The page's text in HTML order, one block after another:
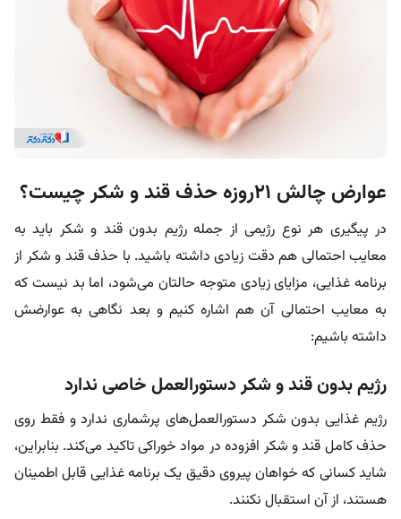
عوارض چالش ۲۱روزه حذف قند و شکر چیست؟
در پیگیری هر نوع رژیمی از جمله رژیم بدون قند و شکر باید به
معایب احتمالی هم دقت زیادی داشته باشید. با حذف قند و شکر از
برنامه غذایی، مزایای زیادی متوجه حالتان می‌شود، اما بد نیست که
به معایب احتمالی آن هم اشاره کنیم و بعد نگاهی به عوارضش
داشته باشیم:
رژیم بدون قند و شکر دستورالعمل خاصی ندارد
رژیم غذایی بدون شکر دستورالعمل‌های پرشماری ندارد و فقط روی
حذف کامل قند و شکر افزوده در مواد خوراکی تاکید می‌کند. بنابراین،
شاید کسانی که خواهان پیروی دقیق یک برنامه غذایی قابل اطمینان
هستند، از آن استقبال نکنند.